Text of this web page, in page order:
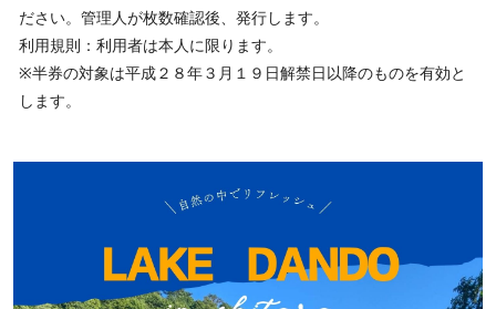
ださい。管理人が枚数確認後、発行します。
利用規則：利用者は本人に限ります。
※半券の対象は平成２８年３月１９日解禁日以降のものを有効と
します。